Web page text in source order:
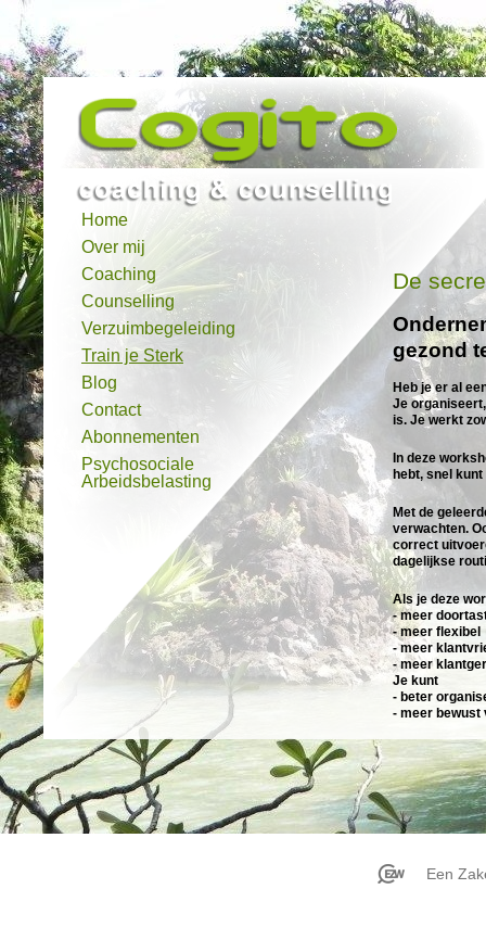
Home
Over mij
Coaching
Counselling
Verzuimbegeleiding
Train je Sterk
Blog
Contact
Abonnementen
Psychosociale
Arbeidsbelasting
De
gezond
Heb je er al
Je
is. Je werkt
In deze
hebt, snel
Met de
verwachten.
correct
dagelijkse
Als je deze
- meer
- meer flexibel
- meer
- meer
Je kunt
- beter
- meer bewust
Deze
Een